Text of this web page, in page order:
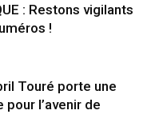
: Restons vigilants
!
Touré porte une
l’avenir de